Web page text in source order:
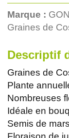
Marque :
Graines de
Descriptif
Graines de
Plante
Nombreuses
Idéale en
Semis de